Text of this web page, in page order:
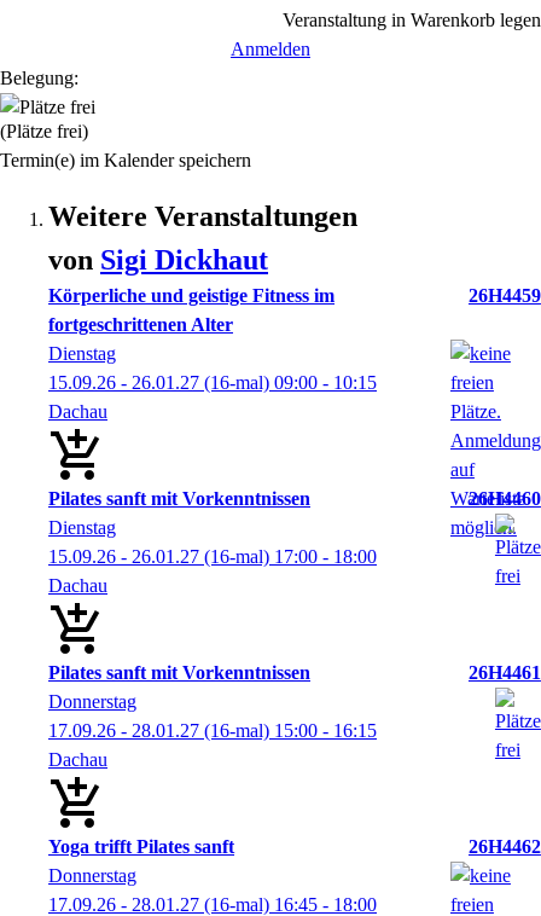
Veranstaltung in Warenkorb legen
Anmelden
Belegung:
(Plätze frei)
Termin(e) im Kalender speichern
Weitere Veranstaltungen
von Sigi Dickhaut
Körperliche und geistige Fitness im
fortgeschrittenen Alter
26H4459
Dienstag
15.09.26 - 26.01.27 (16-mal) 09:00 - 10:15
Dachau
Pilates sanft mit Vorkenntnissen
26H4460
Dienstag
15.09.26 - 26.01.27 (16-mal) 17:00 - 18:00
Dachau
Pilates sanft mit Vorkenntnissen
26H4461
Donnerstag
17.09.26 - 28.01.27 (16-mal) 15:00 - 16:15
Dachau
Yoga trifft Pilates sanft
26H4462
Donnerstag
17.09.26 - 28.01.27 (16-mal) 16:45 - 18:00